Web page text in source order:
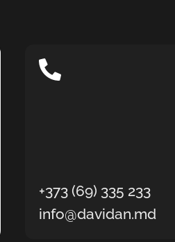
+373 (69) 335 233
info@davidan.md